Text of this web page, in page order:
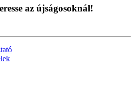
az újságosoknál!